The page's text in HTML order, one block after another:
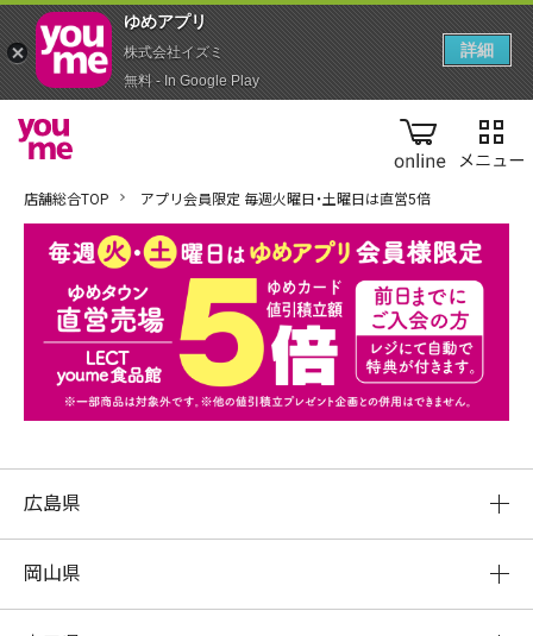
online
店舗総合TOP アプリ会員限定 毎週火曜日・土曜日は直営5倍
広島県
岡山県
ゆめアプ‪リ‬
株式会社イズミ
無料 - In Google Play
詳細